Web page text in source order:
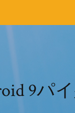
9パ